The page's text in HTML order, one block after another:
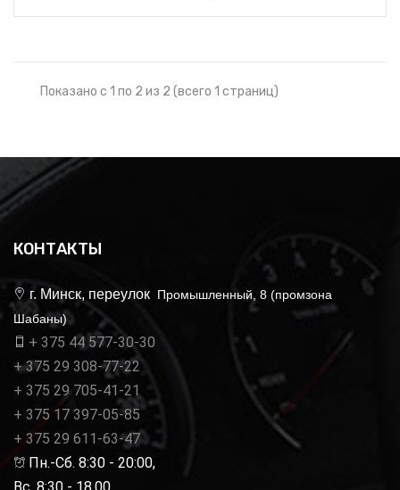
Показано с 1 по 2 из 2 (всего 1 страниц)
КОНТАКТЫ
г. Минск, переулок Промышленный, 8 (промзона
Шабаны)
+ 375 44 577-30-30
+ 375 29 308-77-22
+ 375 29 705-41-21
+ 375 17 397-05-85
+ 375 29 611-63-47
Пн.-Сб. 8:30 - 20:00,